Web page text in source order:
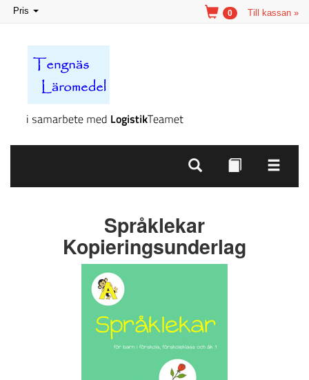
Toggle
navigation
Pris Till kassan »
0
Språklekar
Kopieringsunderlag